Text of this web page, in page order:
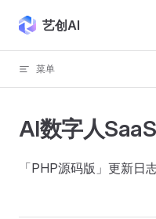
Skip to content
艺创AI
菜单
AI数字人
「PHP源码版」更新日